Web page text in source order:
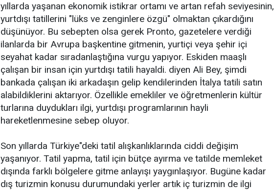
yıllarda yaşanan ekonomik istikrar ortamı ve artan refah seviyesinin,
yurtdışı tatillerini "lüks ve zenginlere özgü" olmaktan çıkardığını
düşünüyor. Bu sebepten olsa gerek Pronto, gazetelere verdiği
ilanlarda bir Avrupa başkentine gitmenin, yurtiçi veya şehir içi
seyahat kadar sıradanlaştığına vurgu yapıyor. Eskiden maaşlı
çalışan bir insan için yurtdışı tatili hayaldi. diyen Ali Bey, şimdi
bankada çalışan iki arkadaşın gelip kendilerinden İtalya tatili satın
alabildiklerini aktarıyor. Özellikle emekliler ve öğretmenlerin kültür
turlarına duydukları ilgi, yurtdışı programlarının hayli
hareketlenmesine sebep oluyor.
Son yıllarda Türkiye"deki tatil alışkanlıklarında ciddi değişim
yaşanıyor. Tatil yapma, tatil için bütçe ayırma ve tatilde memleket
dışında farklı bölgelere gitme anlayışı yaygınlaşıyor. Bugüne kadar
dış turizmin konusu durumundaki yerler artık iç turizmin de ilgi